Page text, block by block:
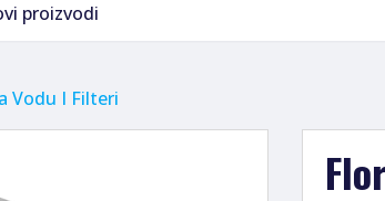
proizvodi
Vodu I Filteri